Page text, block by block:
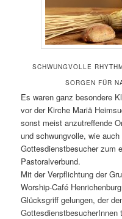
SCHWUNGVOLLE
SORGEN FÜR
Es waren ganz besondere
vor der Kirche Mariä
sonst meist anzutreffende
und schwungvolle, wie
Gottesdienstbesucher zum
Pastoralverbund.
Mit der Verpflichtung der
Worship-Café
Glücksgriff gelungen, der
GottesdienstbesucherInnen